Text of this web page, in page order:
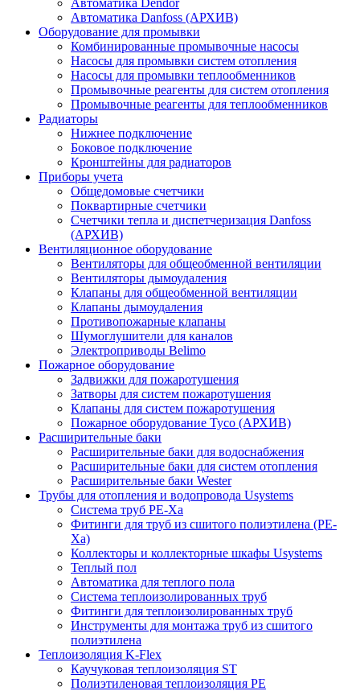
Автоматика Dendor
Автоматика Danfoss (АРХИВ)
Оборудование для промывки
Комбинированные промывочные насосы
Насосы для промывки систем отопления
Насосы для промывки теплообменников
Промывочные реагенты для систем отопления
Промывочные реагенты для теплообменников
Радиаторы
Нижнее подключение
Боковое подключение
Кронштейны для радиаторов
Приборы учета
Общедомовые счетчики
Поквартирные счетчики
Счетчики тепла и диспетчеризация Danfoss
(АРХИВ)
Вентиляционное оборудование
Вентиляторы для общеобменной вентиляции
Вентиляторы дымоудаления
Клапаны для общеобменной вентиляции
Клапаны дымоудаления
Противопожарные клапаны
Шумоглушители для каналов
Электроприводы Belimo
Пожарное оборудование
Задвижки для пожаротушения
Затворы для систем пожаротушения
Клапаны для систем пожаротушения
Пожарное оборудование Tyco (АРХИВ)
Расширительные баки
Расширительные баки для водоснабжения
Расширительные баки для систем отопления
Расширительные баки Wester
Трубы для отопления и водопровода Usystems
Система труб PE-Xa
Фитинги для труб из сшитого полиэтилена (PE-
Xa)
Коллекторы и коллекторные шкафы Usystems
Теплый пол
Автоматика для теплого пола
Система теплоизолированных труб
Фитинги для теплоизолированных труб
Инструменты для монтажа труб из сшитого
полиэтилена
Теплоизоляция K-Flex
Каучуковая теплоизоляция ST
Полиэтиленовая теплоизоляция PE